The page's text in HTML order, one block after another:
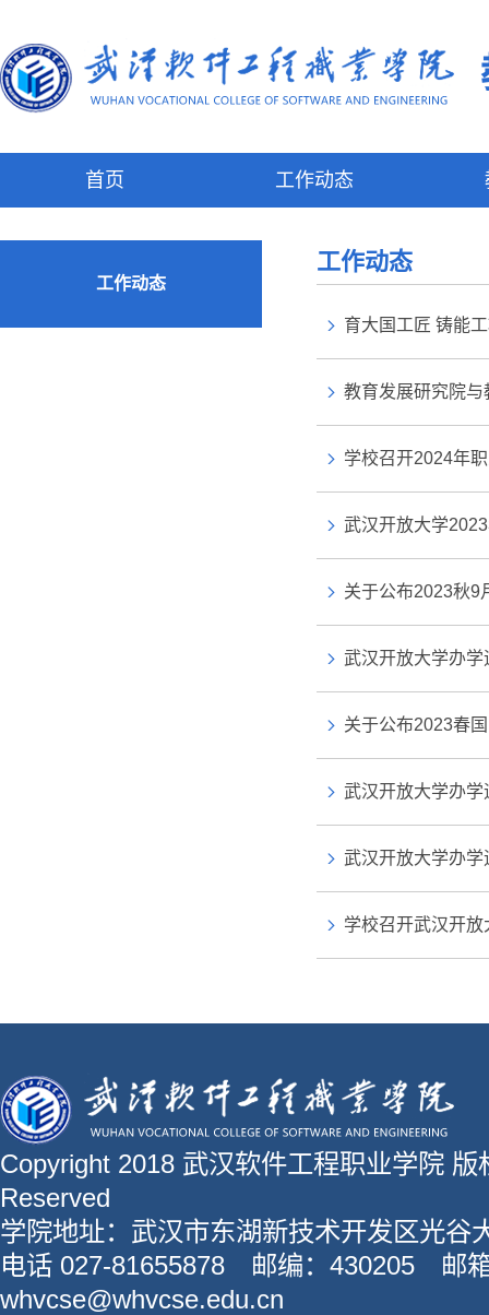
首页 工作动态
工作动态
工作动态
育大国工匠 铸能
教育发展研究院与
学校召开2024年
武汉开放大学
关于公布2023秋9
武汉开放大学办
关于公布2023春
武汉开放大学办
武汉开放大学办
学校召开武汉开
Copyright 2018 武汉软件工程职业学院 版
Reserved
学院地址：武汉市东湖新技术开发区光谷
电话 027-81655878 邮编：430205 邮
whvcse@whvcse.edu.cn